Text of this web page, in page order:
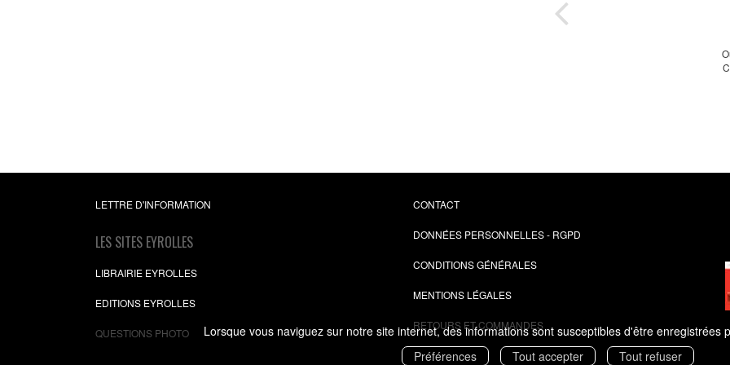
Lorsque vous naviguez sur notre site internet, des informations sont susceptibles d'être enregistrées
Préférences
Tout accepter Tout refuser
LETTRE D'INFORMATION
LES SITES EYROLLES
LIBRAIRIE EYROLLES
EDITIONS EYROLLES
QUESTIONS PHOTO
CONTACT
DONNÉES PERSONNELLES - RGPD
CONDITIONS GÉNÉRALES
MENTIONS LÉGALES
RETOURS ET COMMANDES